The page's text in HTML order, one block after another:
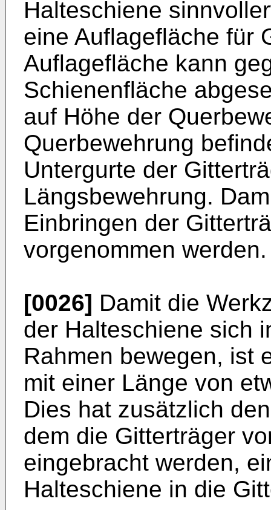
Halteschiene
eine Auflagefläche für
Auflagefläche kann
Schienenfläche
auf Höhe der
Querbewehrung
Untergurte der
Längsbewehrung.
Einbringen der
vorgenommen werden.
[0026] Damit die
der Halteschiene sich
Rahmen bewegen, ist
mit einer Länge von
Dies hat zusätzlich
dem die Gitterträger
eingebracht werden,
Halteschiene in die